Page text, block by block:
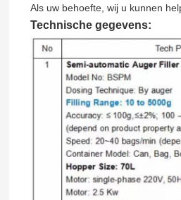
Als uw behoefte, wij u kunnen
Technische gegevens: